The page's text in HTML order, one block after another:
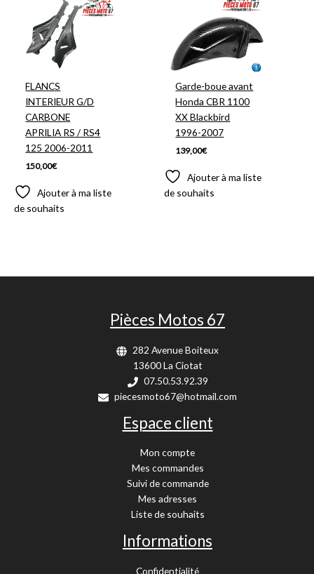
FLANCS
INTERIEUR G/D
CARBONE
APRILIA RS / RS4
125 2006-2011
150,00€
Ajouter à ma liste
de souhaits
Garde-boue avant
Honda CBR 1100
XX Blackbird
1996-2007
139,00€
Ajouter à ma liste
de souhaits
Pièces Motos 67
282 Avenue Boiteux
13600 La Ciotat
07.50.53.92.39
piecesmoto67@hotmail.com
Espace client
Mon compte
Mes commandes
Suivi de commande
Mes adresses
Liste de souhaits
Informations
Confidentialité